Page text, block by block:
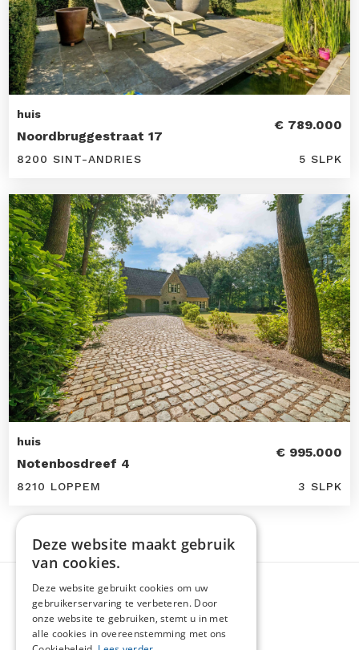
huis
Noordbruggestraat 17
€ 789.000
8200 SINT-ANDRIES 5 SLPK
huis
Notenbosdreef 4
€ 995.000
8210 LOPPEM 3 SLPK
Deze website maakt gebruik
van cookies.
Deze website gebruikt cookies om uw
gebruikerservaring te verbeteren. Door
onze website te gebruiken, stemt u in met
alle cookies in overeenstemming met ons